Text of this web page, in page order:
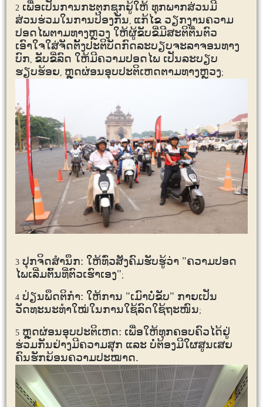
2 ເພື່ອເປັນການກະຕຸກຊຸກຍູ້ໃຫ້ ທຸກພາກສ່ວນມີ
ສ່ວນຮ່ວມໃນການປ້ອງກັນ, ແກ້ໄຂ ວຽກງານຄວາມ
ປອດໄພຕາມທາງຫຼວງ ໃຫ້ຜູ້ຂັບຂີ່ມີສະຕິຕື່ນຕົວ
ເອົາໃຈໃສ່ຈັດຕັ້ງປະຕິບັດກົດລະບຽບຈະລາຈອນທາງ
ບົກ, ຂັບຂີ່ລົດ ໃຫ້ມີຄວາມປອດໄພ ເປັນລະບຽບ
ຮຽບຮ້ອຍ, ຫຼຸດຜ່ອນອຸບປະຕິເຫດຕາມທາງຫຼວງ;
3 ປຸກຈິດສຳນຶກ: ໃຫ້ທົ່ວສັງຄົມຮັບຮູ້ວ່າ "ຄວາມປອດ
ໄພເລີ່ມຕົ້ນທີ່ຕົວເຮົາເອງ";
4 ປ່ຽນພຶດຕິກຳ: ໃຫ້ການ "ເມົາບໍ່ຂັບ" ກາຍເປັນ
ວັດທະນະທຳໃໝ່ໃນການໃຊ້ລົດໃຊ້ຖະໜົນ;
5 ຫຼຸດຜ່ອນອຸບປະຕິເຫດ: ເພື່ອໃຫ້ທຸກຄອບຄົວໄດ້ຢູ່
ຮ່ວມກັນຢ່າງມີຄວາມສຸກ ແລະ ບໍ່ຕ້ອງມີໃຜສູນເສຍ
ຄົນຮັກຍ້ອນຄວາມປະໝາດ.